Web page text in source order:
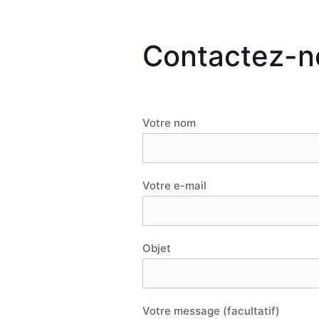
Contactez-
Votre nom
Votre e-mail
Objet
Votre message (facultatif)